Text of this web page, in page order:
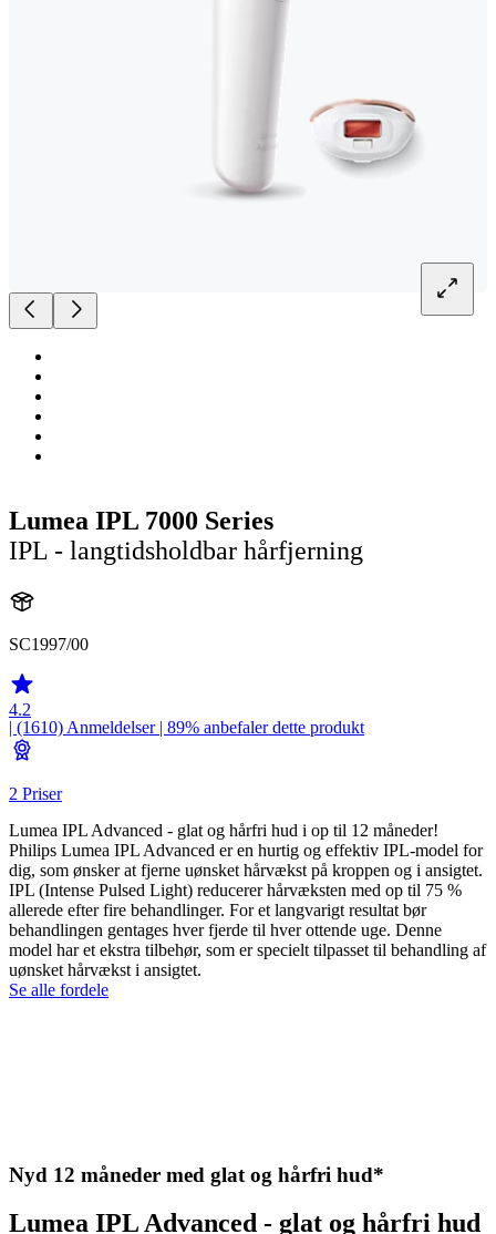
Lumea IPL 7000 Series
IPL - langtidsholdbar hårfjerning
SC1997/00
4.2
| (1610) Anmeldelser| 89% anbefaler dette produkt
2 Priser
Lumea IPL Advanced - glat og hårfri hud i op til 12 måneder!
Philips Lumea IPL Advanced er en hurtig og effektiv IPL-model for
dig, som ønsker at fjerne uønsket hårvækst på kroppen og i ansigtet.
IPL (Intense Pulsed Light) reducerer hårvæksten med op til 75 %
allerede efter fire behandlinger. For et langvarigt resultat bør
behandlingen gentages hver fjerde til hver ottende uge. Denne
model har et ekstra tilbehør, som er specielt tilpasset til behandling af
uønsket hårvækst i ansigtet.
Se alle fordele
Nyd 12 måneder med glat og hårfri hud*
Lumea IPL Advanced - glat og hårfri hud